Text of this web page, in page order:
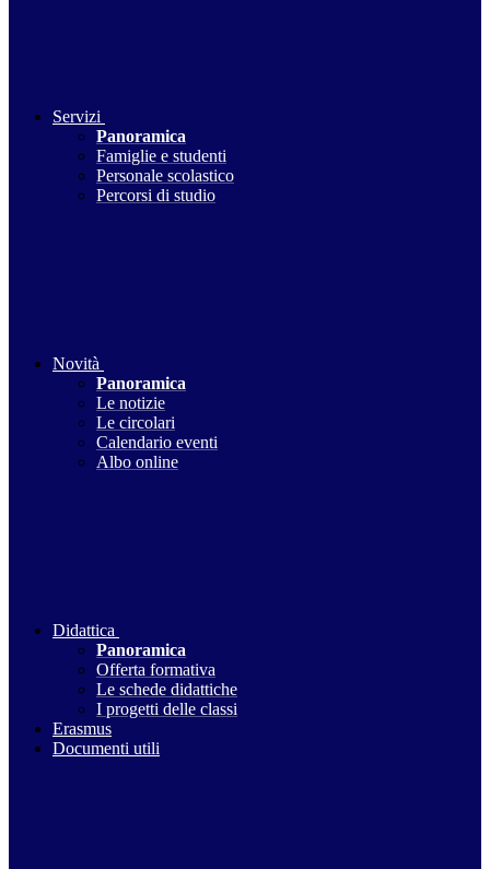
Servizi
Panoramica
Famiglie e studenti
Personale scolastico
Percorsi di studio
Novità
Panoramica
Le notizie
Le circolari
Calendario eventi
Albo online
Didattica
Panoramica
Offerta formativa
Le schede didattiche
I progetti delle classi
Erasmus
Documenti utili